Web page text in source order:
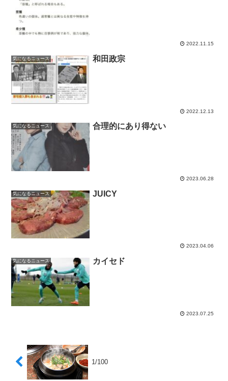
2022.11.15
気になるニュース 和田政宗
2022.12.13
気になるニュース 合理的にあり得ない
2023.06.28
気になるニュース JUICY
2023.04.06
気になるニュース カイセド
2023.07.25
1/100